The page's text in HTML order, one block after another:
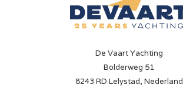
De Vaart Yachting
Bolderweg 51
8243 RD Lelystad, Nederland